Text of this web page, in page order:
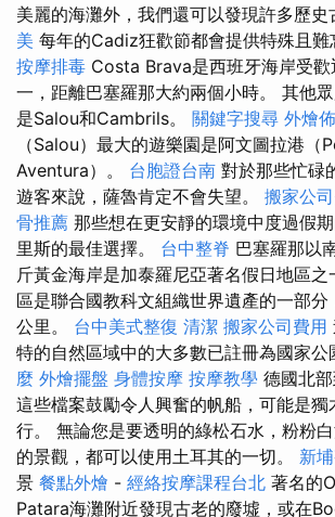
美麗的海灘外，我們還可以發現許多歷史
美 每年的Cadiz狂歡節都會提供特殊且難
按摩排毒 Costa Brava是西班牙海岸受歡
一，距離巴塞羅那大約兩個小時。 其他
是Salou和Cambrils。 關鍵字搜尋 外燴
（Salou）最大的遊樂園是阿文圖拉港（
Aventura）。 台胞證台南 對於那些忙碌
遊客來說，薩魯肯定不會失望。 搬家公
骨推薦 那些想在更安靜的環境中度過假
里斯的最佳選擇。 台中整脊 巴塞羅那以
斤黃金海岸是加泰羅尼亞著名假日地區
區是聯合國教科文組織世界遺產的一部
公里。 台中美式整復 清潔 搬家公司費用
特的自然區域中的大多數已註冊為國家公
麼 外燴擺盤 身體按摩 按摩教學 德國北部
這些檔案鼓勵令人興奮的帆船，可能是獨
行。 無論您是要透明的綠松石水，粉粉
的景觀，都可以使用土耳其的一切。 新
景 餐點外燴 - 經絡按摩課程台北 著名的
Patara海灘附近發現古老的廢墟，或在